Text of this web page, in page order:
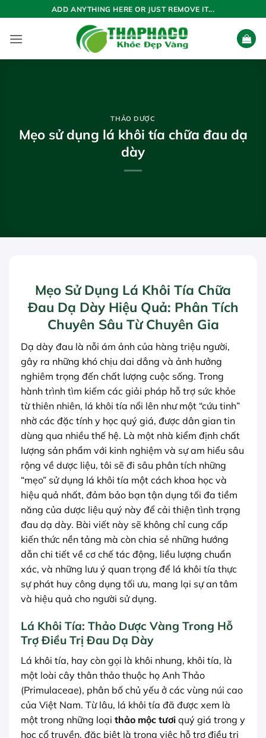
qua
nội
ADD ANYTHING HERE OR JUST REMOVE IT...
THẢO DƯỢC
Mẹo sử dụng lá khôi tía chữa đau dạ
dày
Mẹo Sử Dụng Lá Khôi Tía Chữa
Đau Dạ Dày Hiệu Quả: Phân Tích
Chuyên Sâu Từ Chuyên Gia
Dạ dày đau là nỗi ám ảnh của hàng triệu người,
gây ra những khó chịu dai dẳng và ảnh hưởng
nghiêm trọng đến chất lượng cuộc sống. Trong
hành trình tìm kiếm các giải pháp hỗ trợ sức khỏe
từ thiên nhiên, lá khôi tía nổi lên như một “cứu tinh”
nhờ các đặc tính y học quý giá, được dân gian tin
dùng qua nhiều thế hệ. Là một nhà kiểm định chất
lượng sản phẩm với kinh nghiệm và sự am hiểu sâu
rộng về dược liệu, tôi sẽ đi sâu phân tích những
“mẹo” sử dụng lá khôi tía một cách khoa học và
hiệu quả nhất, đảm bảo bạn tận dụng tối đa tiềm
năng của dược liệu quý này để cải thiện tình trạng
đau dạ dày. Bài viết này sẽ không chỉ cung cấp
kiến thức nền tảng mà còn chia sẻ những hướng
dẫn chi tiết về cơ chế tác động, liều lượng chuẩn
xác, và những lưu ý quan trọng để lá khôi tía thực
sự phát huy công dụng tối ưu, mang lại sự an tâm
và hiệu quả cho người sử dụng.
Lá Khôi Tía: Thảo Dược Vàng Trong Hỗ
Trợ Điều Trị Đau Dạ Dày
Lá khôi tía, hay còn gọi là khôi nhung, khôi tía, là
một loài cây thân thảo thuộc họ Anh Thảo
(Primulaceae), phân bố chủ yếu ở các vùng núi cao
của Việt Nam. Từ lâu, lá khôi tía đã được xem là
một trong những loại thảo mộc tươi quý giá trong y
học cổ truyền, đặc biệt là trong việc hỗ trợ điều trị